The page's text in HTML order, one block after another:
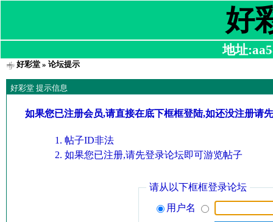
好
地址
好彩堂» 论坛提示
好彩堂 提示信息
如果您已注册会员,请直接在底下框框登陆,如还没注册请
帖子ID非法
如果您已注册,请先登录论坛即可游览帖子
请从以下框框登录论坛
用户名